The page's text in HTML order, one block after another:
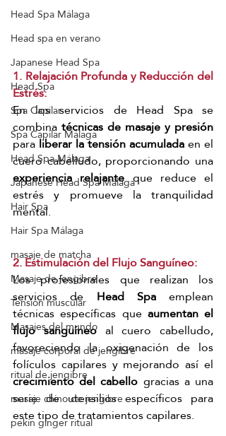
Head Spa Málaga
Head spa en verano
Japanese Head Spa
Head Spa
Spa Capilar
Spa Capilar Málaga
Head Spa Málaga
Japanese Head Spa Málaga
Hair Spa
Hair Spa Málaga
masaje de matcha
Masaje de jengibre
Tensión muscular
Masajes del mundo
masaje corporal de jengibre
ritual de jengibre
masaje chino de jengibre
pekín ginger ritual
1. Relajación Profunda y Reducción del
Estrés:
En los servicios de Head Spa se
combina técnicas de masaje y presión
para liberar la tensión acumulada en el
experiencia relajante que reduce el
estrés y promueve la tranquilidad
mental.
2. Estimulación del Flujo Sanguíneo:
Los profesionales que realizan los
servicios de Head Spa emplean
técnicas específicas que aumentan el
flujo sanguíneo al cuero cabelludo,
favoreciendo la oxigenación de los
crecimiento del cabello gracias a una
serie de utensilios específicos para
este tipo de tratamientos capilares.